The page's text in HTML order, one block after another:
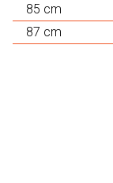
85 cm
87 cm